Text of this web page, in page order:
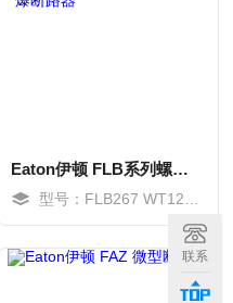
Eaton伊顿 FLB系列螺纹盖防爆断路器
型号：FLB267 WT125 3
联系